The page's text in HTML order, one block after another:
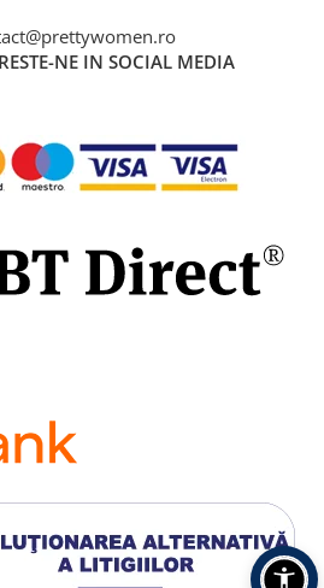
NE IN SOCIAL MEDIA